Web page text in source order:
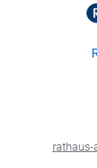
rathaus-